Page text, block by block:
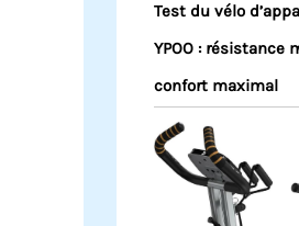
Test du vélo
YPOO : résistance
confort maximal